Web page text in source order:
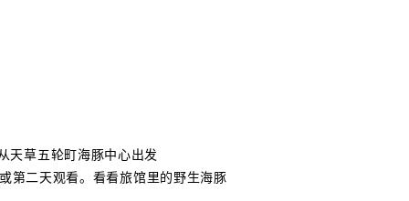
天草五轮町海豚中心出发
第二天观看。看看旅馆里的野生海豚